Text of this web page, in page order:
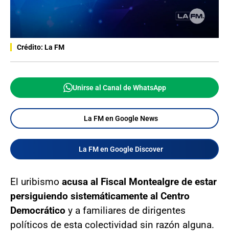
Crédito: La FM
Unirse al Canal de WhatsApp
La FM en Google News
La FM en Google Discover
El uribismo acusa al Fiscal Montealgre de estar
persiguiendo sistemáticamente al Centro
Democrático y a familiares de dirigentes
políticos de esta colectividad sin razón alguna.